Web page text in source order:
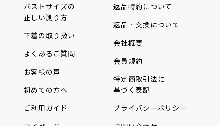
バストサイズの
正しい測り方
下着の取り扱い
よくあるご質問
お客様の声
初めての方へ
ご利用ガイド
返品特約について
返品・交換について
会社概要
会員規約
特定商取引法に
基づく表記
プライバシーポリシー